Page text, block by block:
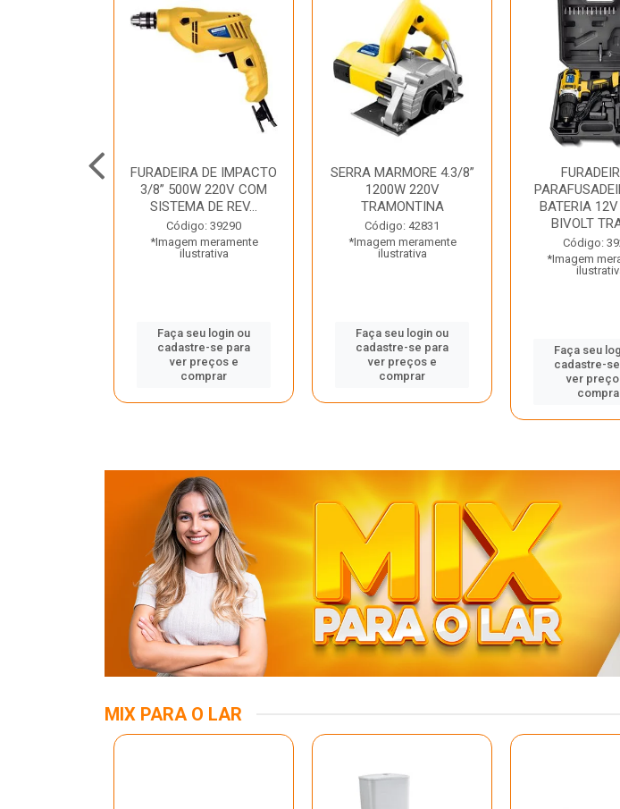
FURADEIRA DE IMPACTO
3/8” 500W 220V COM
SISTEMA DE REV...
Código: 39290
*Imagem meramente
ilustrativa
Faça seu login ou
cadastre-se para
ver preços e
comprar
SERRA MARMORE 4.3/8”
1200W 220V
TRAMONTINA
Código: 42831
*Imagem meramente
ilustrativa
Faça seu login ou
cadastre-se para
ver preços e
comprar
BATERIA
BIVOLT
Código:
*Imagem
Faça seu
cadastre-
ver
MIX PARA O LAR